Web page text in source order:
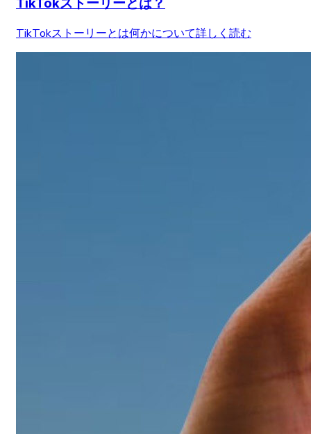
TikTokストーリーとは？
TikTokストーリーとは何かについて詳しく読む